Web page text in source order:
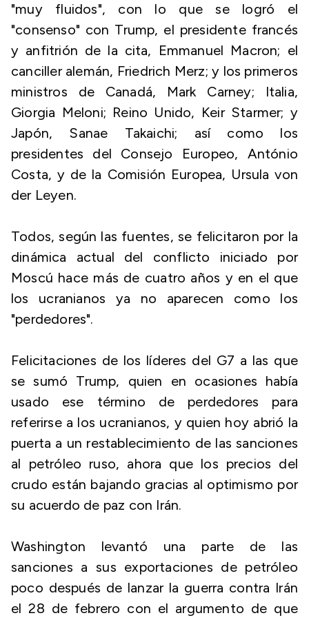
"muy fluidos", con lo que se logró el
"consenso" con Trump, el presidente francés
y anfitrión de la cita, Emmanuel Macron; el
canciller alemán, Friedrich Merz; y los primeros
ministros de Canadá, Mark Carney; Italia,
Giorgia Meloni; Reino Unido, Keir Starmer; y
Japón, Sanae Takaichi; así como los
presidentes del Consejo Europeo, António
Costa, y de la Comisión Europea, Ursula von
der Leyen.
Todos, según las fuentes, se felicitaron por la
dinámica actual del conflicto iniciado por
Moscú hace más de cuatro años y en el que
los ucranianos ya no aparecen como los
"perdedores".
Felicitaciones de los líderes del G7 a las que
se sumó Trump, quien en ocasiones había
usado ese término de perdedores para
referirse a los ucranianos, y quien hoy abrió la
puerta a un restablecimiento de las sanciones
al petróleo ruso, ahora que los precios del
crudo están bajando gracias al optimismo por
su acuerdo de paz con Irán.
Washington levantó una parte de las
sanciones a sus exportaciones de petróleo
poco después de lanzar la guerra contra Irán
el 28 de febrero con el argumento de que